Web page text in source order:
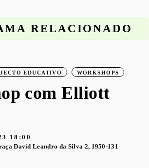
RELACIONADO
EDUCATIVO WORKSHOPS
com Elliott
18:00
David Leandro da Silva 2, 1950-131